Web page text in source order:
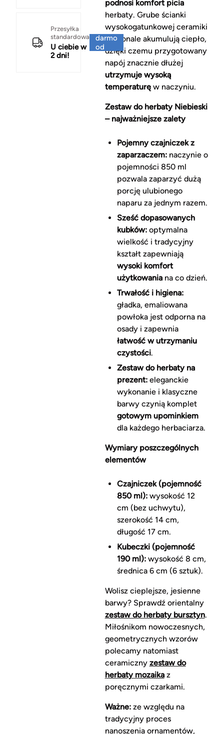
Przesyłka
standardowa
U ciebie w
2 dni!
darmo
od
150 zł
podnosi komfort picia
herbaty. Grube ścianki
wysokogatunkowej ceramiki
doskonale akumulują ciepło,
dzięki czemu przygotowany
napój znacznie dłużej
utrzymuje wysoką
temperaturęw naczyniu.
Zestaw do herbaty Niebieski
– najważniejsze zalety
Pojemny czajniczek z
zaparzaczem:naczynie o
pojemności 850 ml
pozwala zaparzyć dużą
porcję ulubionego
naparu za jednym razem.
Sześć dopasowanych
kubków:optymalna
wielkość i tradycyjny
kształt zapewniają
wysoki komfort
użytkowaniana co dzień.
Trwałość i higiena:
gładka, emaliowana
powłoka jest odporna na
osady i zapewnia
łatwość w utrzymaniu
czystości.
Zestaw do herbaty na
prezent:eleganckie
wykonanie i klasyczne
barwy czynią komplet
gotowym upominkiem
dla każdego herbaciarza.
Wymiary poszczególnych
elementów
Czajniczek (pojemność
850 ml):wysokość 12
cm (bez uchwytu),
szerokość 14 cm,
długość 17 cm.
Kubeczki (pojemność
190 ml):wysokość 8 cm,
średnica 6 cm (6 sztuk).
Wolisz cieplejsze, jesienne
barwy? Sprawdź orientalny
zestaw do herbaty bursztyn.
Miłośnikom nowoczesnych,
geometrycznych wzorów
polecamy natomiast
ceramiczny zestaw do
herbaty mozaikaz
poręcznymi czarkami.
Ważne:ze względu na
tradycyjny proces
nanoszenia ornamentów,